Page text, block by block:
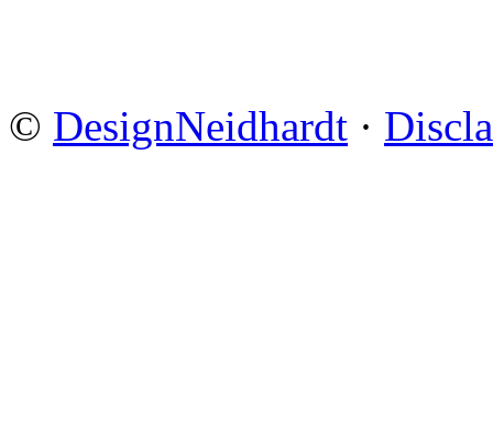
© DesignNeidhardt ·